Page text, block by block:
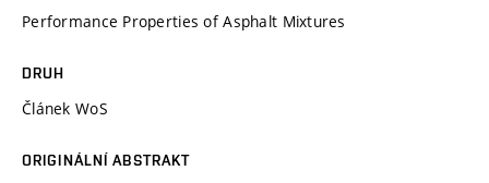
Performance Properties of Asphalt Mixtures
DRUH
Článek WoS
ORIGINÁLNÍ ABSTRAKT